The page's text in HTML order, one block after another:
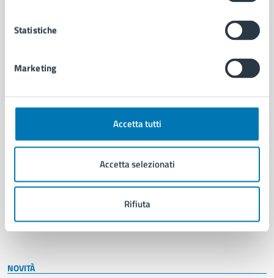
Statistiche
Marketing
Accetta tutti
Accetta selezionati
Rifiuta
CATEGORIE DI SERVIZIO
Autorizzazioni
Documenti e certificati
Educazione e formazione
Giustizia e sicurezza pubblica
Imprese e commercio
Salute, benessere e assistenza
Vita lavorativa
NOVITÀ